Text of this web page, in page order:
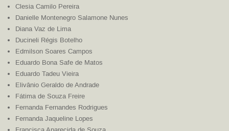
Clesia Camilo Pereira
Danielle Montenegro Salamone Nunes
Diana Vaz de Lima
Ducineli Régis Botelho
Edmilson Soares Campos
Eduardo Bona Safe de Matos
Eduardo Tadeu Vieira
Elivânio Geraldo de Andrade
Fátima de Souza Freire
Fernanda Fernandes Rodrigues
Fernanda Jaqueline Lopes